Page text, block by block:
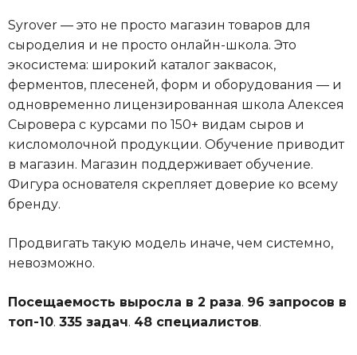
Syrover — это не просто магазин товаров для
сыроделия и не просто онлайн-школа. Это
экосистема: широкий каталог заквасок,
ферментов, плесеней, форм и оборудования — и
одновременно лицензированная школа Алексея
Сыровера с курсами по 150+ видам сыров и
кисломолочной продукции. Обучение приводит
в магазин. Магазин поддерживает обучение.
Фигура основателя скрепляет доверие ко всему
бренду.
Продвигать такую модель иначе, чем системно,
невозможно.
Посещаемость выросла в 2 раза. 96 запросов в
топ-10. 335 задач. 48 специалистов.